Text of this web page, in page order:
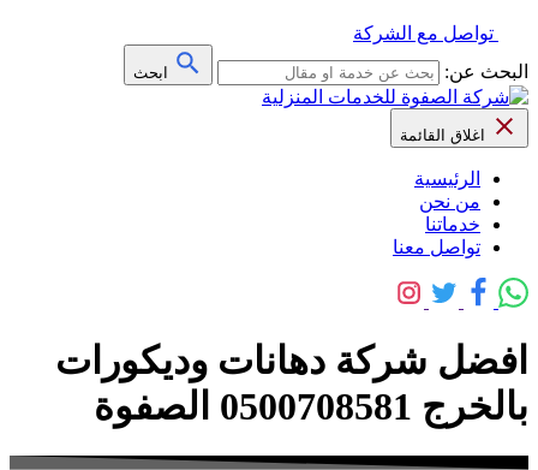
تواصل مع الشركة
البحث عن:
ابحث
اغلاق القائمة
الرئيسية
من نحن
خدماتنا
تواصل معنا
افضل شركة دهانات وديكورات
بالخرج 0500708581 الصفوة